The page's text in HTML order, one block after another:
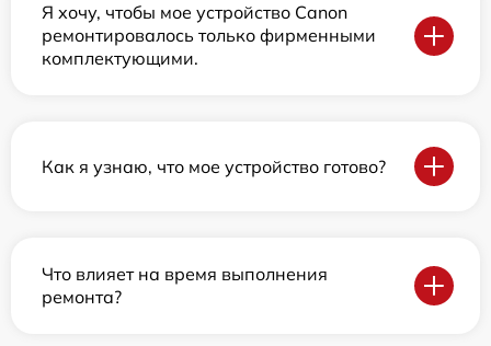
Я хочу, чтобы мое устройство Canon
ремонтировалось только фирменными
комплектующими.
Как я узнаю, что мое устройство готово?
Что влияет на время выполнения
ремонта?